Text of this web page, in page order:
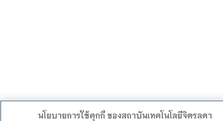
นโยบายการใช้คุกกี้ ของสถาบันเทคโนโลยีจิตรลดา